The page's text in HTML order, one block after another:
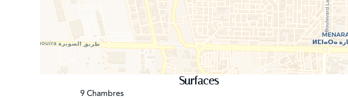
Surfaces
9 Chambres